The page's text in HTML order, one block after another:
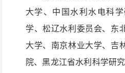
大学、中国水利水电科
学、松辽水利委员会、东
大学、南京林业大学、 吉
院、黑龙江省水利科学研